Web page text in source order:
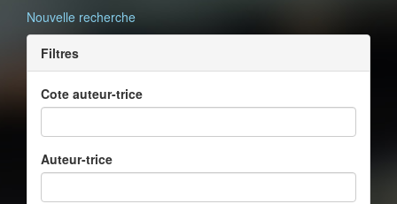
Nouvelle recherche
Filtres
Cote auteur-trice
Auteur-trice